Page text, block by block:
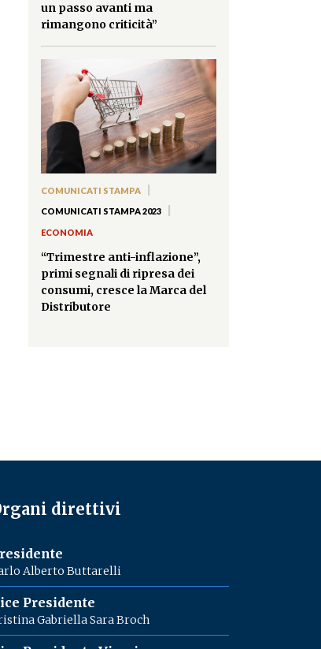
un passo avanti ma
rimangono criticità”
COMUNICATI STAMPA
COMUNICATI STAMPA 2023
ECONOMIA
“Trimestre anti-inflazione”,
primi segnali di ripresa dei
consumi, cresce la Marca del
Distributore
direttivi
Alberto Buttarelli
Presidente
Gabriella Sara Broch